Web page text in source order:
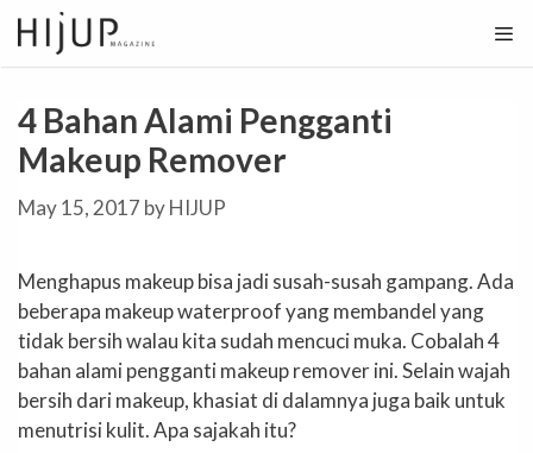
Skip
to
content
4 Bahan Alami Pengganti
Makeup Remover
May 15, 2017 byHIJUP
Menghapus makeup bisa jadi susah-susah gampang. Ada
beberapa makeup waterproof yang membandel yang
tidak bersih walau kita sudah mencuci muka. Cobalah 4
bahan alami pengganti makeup remover ini. Selain wajah
bersih dari makeup, khasiat di dalamnya juga baik untuk
menutrisi kulit. Apa sajakah itu?